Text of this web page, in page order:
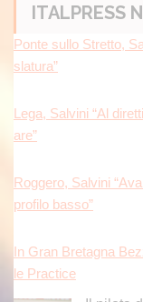
ITALPRESS
Ponte sullo Stretto,
slatura”
Lega, Salvini “Al
are”
Roggero, Salvini
profilo basso”
In Gran Bretagna
le Practice